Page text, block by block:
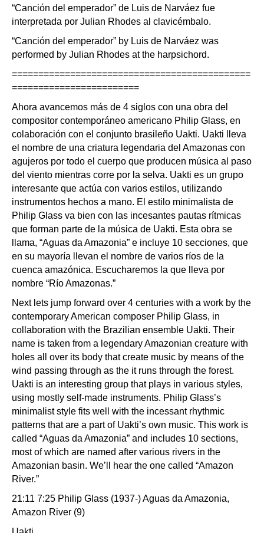
“Canción del emperador” de Luis de Narváez fue
interpretada por Julian Rhodes al clavicémbalo.
“Canción del emperador” by Luis de Narváez was
performed by Julian Rhodes at the harpsichord.
=============================================
========================
Ahora avancemos más de 4 siglos con una obra del
compositor contemporáneo americano Philip Glass, en
colaboración con el conjunto brasileño Uakti. Uakti lleva
el nombre de una criatura legendaria del Amazonas con
agujeros por todo el cuerpo que producen música al paso
del viento mientras corre por la selva. Uakti es un grupo
interesante que actúa con varios estilos, utilizando
instrumentos hechos a mano. El estilo minimalista de
Philip Glass va bien con las incesantes pautas rítmicas
que forman parte de la música de Uakti. Esta obra se
llama, “Aguas da Amazonia” e incluye 10 secciones, que
en su mayoría llevan el nombre de varios ríos de la
cuenca amazónica. Escucharemos la que lleva por
nombre “Río Amazonas.”
Next lets jump forward over 4 centuries with a work by the
contemporary American composer Philip Glass, in
collaboration with the Brazilian ensemble Uakti. Their
name is taken from a legendary Amazonian creature with
holes all over its body that create music by means of the
wind passing through as the it runs through the forest.
Uakti is an interesting group that plays in various styles,
using mostly self-made instruments. Philip Glass’s
minimalist style fits well with the incessant rhythmic
patterns that are a part of Uakti’s own music. This work is
called “Aguas da Amazonia” and includes 10 sections,
most of which are named after various rivers in the
Amazonian basin. We’ll hear the one called “Amazon
River.”
21:11 7:25 Philip Glass (1937-) Aguas da Amazonia,
Amazon River (9)